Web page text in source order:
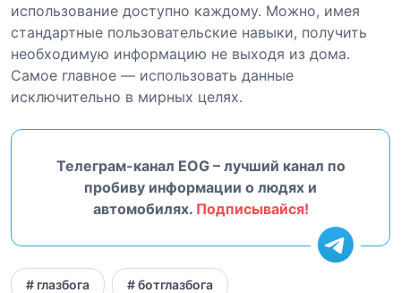
использование доступно каждому. Можно, имея
стандартные пользовательские навыки, получить
необходимую информацию не выходя из дома.
Самое главное — использовать данные
исключительно в мирных целях.
Телеграм-канал EOG – лучший канал по
пробиву информации о людях и
автомобилях. Подписывайся!
# глазбога # ботглазбога